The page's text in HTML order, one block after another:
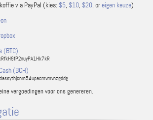
via PayPal (kies: $5, $10, $20, or eigen keuze)
(BTC)
(BCH)
vergoedingen voor ons genereren.